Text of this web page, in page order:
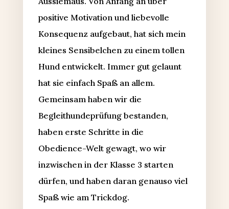
positive Motivation und liebevolle
Konsequenz aufgebaut, hat sich mein
kleines Sensibelchen zu einem tollen
Hund entwickelt. Immer gut gelaunt
hat sie einfach Spaß an allem.
Gemeinsam haben wir die
Begleithundeprüfung bestanden,
haben erste Schritte in die
Obedience-Welt gewagt, wo wir
inzwischen in der Klasse 3 starten
dürfen, und haben daran genauso viel
Spaß wie am Trickdog.